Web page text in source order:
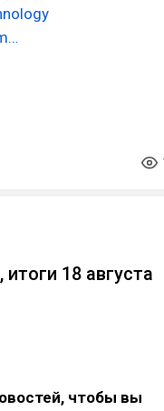
18 августа
чтобы вы